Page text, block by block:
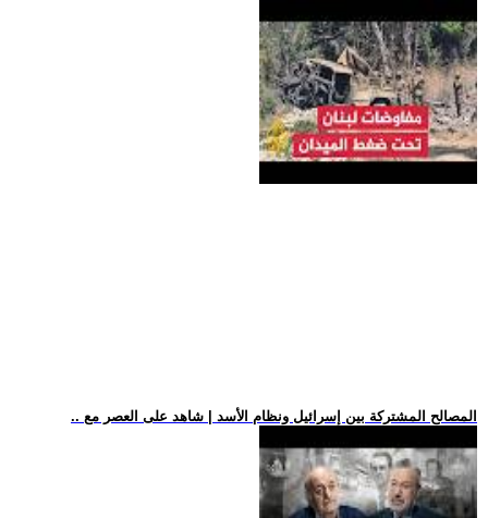
.. المصالح المشتركة بين إسرائيل ونظام الأسد | شاهد على العصر مع